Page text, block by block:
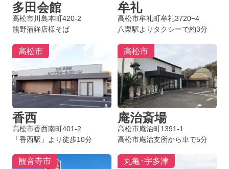
多田会館
高松市川島本町420-2
熊野蒲鉾店様そば
牟礼
高松市牟礼町牟礼3720−4
八栗駅よりタクシーで約3分
高松市
香西
高松市香西南町401-2
「香西駅」より徒歩10分
高松市
庵治斎場
高松市庵治町1391-1
高松市庵治支所から車で5分
観音寺市 丸亀･宇多津